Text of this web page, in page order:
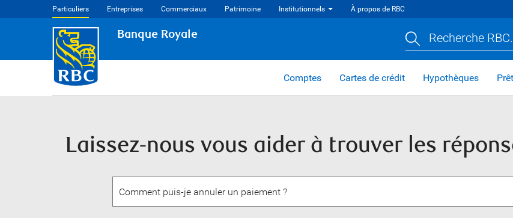
Particuliers Entreprises Commerciaux Patrimoine Institutionnels À propos de RBC
Banque Royale Recherche
Comptes Cartes de crédit Hypothèques
Laissez-nous vous aider à trouver les